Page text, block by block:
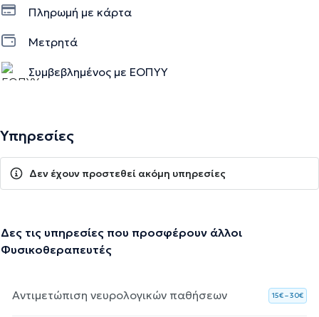
Πληρωμή με κάρτα
Μετρητά
Συμβεβλημένος με ΕΟΠΥΥ
Υπηρεσίες
Δεν έχουν προστεθεί ακόμη υπηρεσίες
Δες τις υπηρεσίες που προσφέρουν άλλοι
Φυσικοθεραπευτές
Αντιμετώπιση νευρολογικών παθήσεων 15€ – 30€